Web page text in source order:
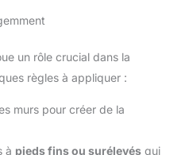
un rôle crucial dans la
règles à appliquer :
murs pour créer de la
à pieds fins ou surélevés qui